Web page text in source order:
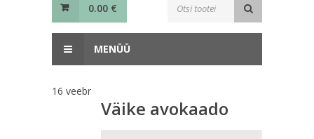
0.00 €
MENÜÜ
16 veebr
Väike avokaado